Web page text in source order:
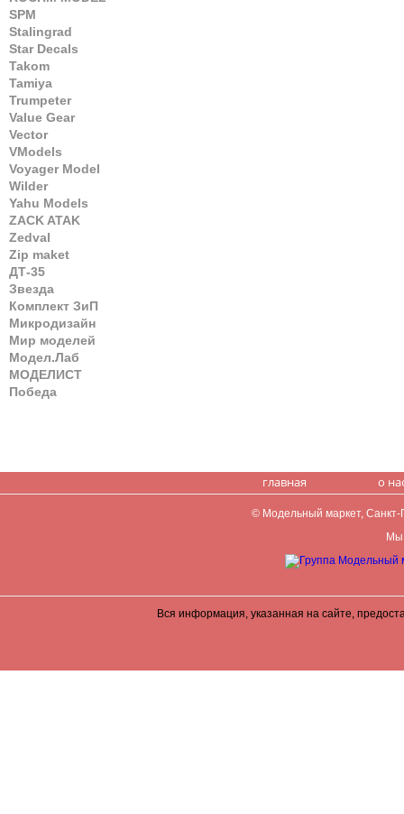
SPM
Stalingrad
Star Decals
Takom
Tamiya
Trumpeter
Value Gear
Vector
VModels
Voyager Model
Wilder
Yahu Models
ZACK ATAK
Zedval
Zip maket
ДТ-35
Звезда
Комплект ЗиП
Микродизайн
Мир моделей
Модел.Лаб
МОДЕЛИСТ
Победа
главная о
© Модельный маркет, Санкт-
Мы
Вся информация, указанная на сайте,